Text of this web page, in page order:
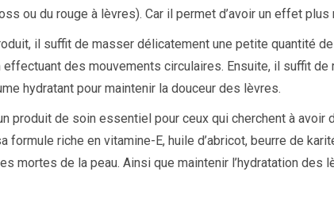
ou du rouge à lèvres). Car il permet d’avoir un effet
il suffit de masser délicatement une petite quantité
des mouvements circulaires. Ensuite, il suffit de
hydratant pour maintenir la douceur des lèvres.
produit de soin essentiel pour ceux qui cherchent à
formule riche en vitamine-E, huile d’abricot, beurre de
mortes de la peau. Ainsi que maintenir l’hydratation des